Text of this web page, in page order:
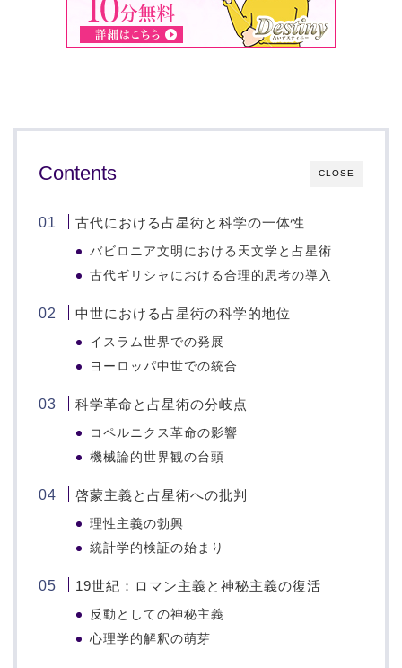
CLOSE
Contents
古代における占星術と科学の一体性
バビロニア文明における天文学と占星術
古代ギリシャにおける合理的思考の導入
中世における占星術の科学的地位
イスラム世界での発展
ヨーロッパ中世での統合
科学革命と占星術の分岐点
コペルニクス革命の影響
機械論的世界観の台頭
啓蒙主義と占星術への批判
理性主義の勃興
統計学的検証の始まり
19世紀：ロマン主義と神秘主義の復活
反動としての神秘主義
心理学的解釈の萌芽